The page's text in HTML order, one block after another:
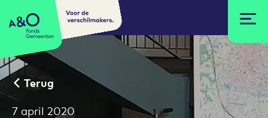
A&O fonds Gemeenten
Voor de
verschilmakers.
Terug
7 april 2020